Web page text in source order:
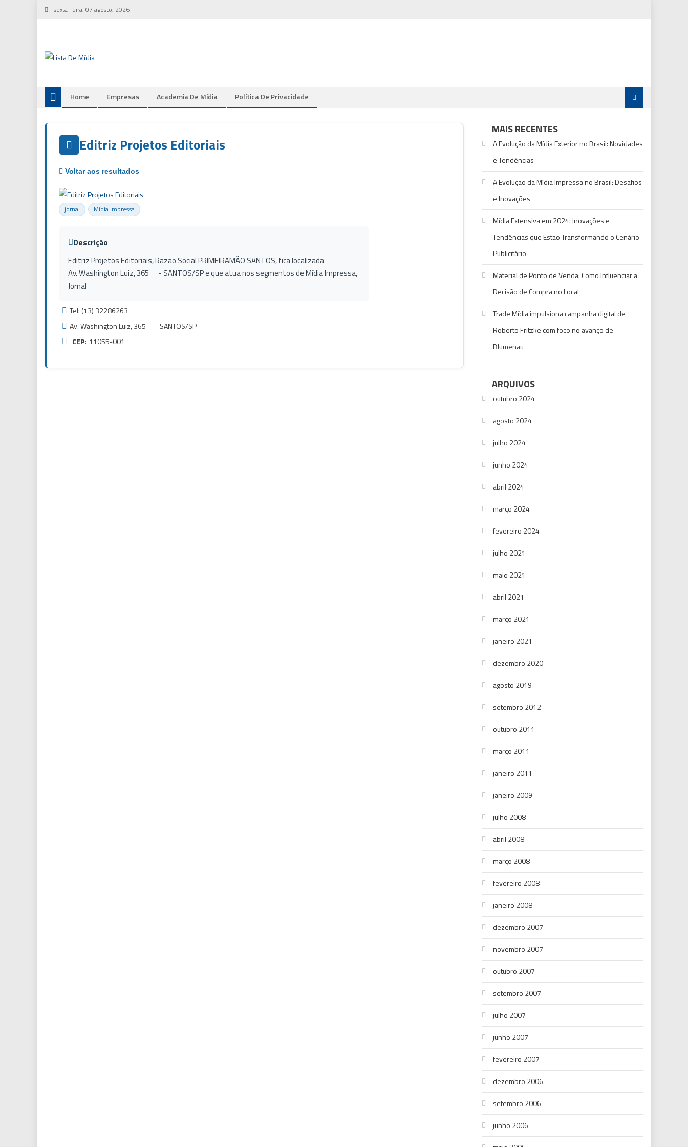
Skip
sexta-feira, 07 agosto, 2026
Home Empresas Academia De Mídia Política De Privacidade
Editriz Projetos Editoriais
jornal Mídia Impressa
Descrição
Editriz Projetos Editoriais, Razão Social PRIMEIRAMÃO SANTOS, fica localizada
Av. Washington Luiz, 365 - SANTOS/SP e que atua nos segmentos de Mídia Impressa,
Jornal
Tel: (13) 32286263
Av. Washington Luiz, 365 - SANTOS/SP
CEP: 11055-001
MAIS RECENTES
A Evolução da Mídia Exterior no Brasil: Novidades
e Tendências
A Evolução da Mídia Impressa no Brasil: Desafios
e Inovações
Mídia Extensiva em 2024: Inovações e
Tendências que Estão Transformando o Cenário
Publicitário
Material de Ponto de Venda: Como Influenciar a
Decisão de Compra no Local
Trade Mídia impulsiona campanha digital de
Roberto Fritzke com foco no avanço de
Blumenau
ARQUIVOS
outubro 2024
agosto 2024
julho 2024
junho 2024
abril 2024
março 2024
fevereiro 2024
julho 2021
maio 2021
abril 2021
março 2021
janeiro 2021
dezembro 2020
agosto 2019
setembro 2012
outubro 2011
março 2011
janeiro 2011
janeiro 2009
julho 2008
abril 2008
março 2008
fevereiro 2008
janeiro 2008
dezembro 2007
novembro 2007
outubro 2007
setembro 2007
julho 2007
junho 2007
fevereiro 2007
dezembro 2006
setembro 2006
junho 2006